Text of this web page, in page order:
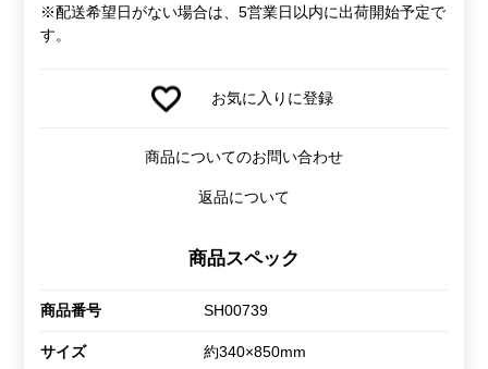
※配送希望日がない場合は、5営業日以内に出荷開始予定で
す。
お気に入りに登録
商品についてのお問い合わせ
返品について
商品スペック
商品番号 SH00739
サイズ 約340×850mm